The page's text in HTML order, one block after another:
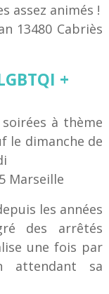
assez animés !
13480 Cabriès
+
à thème
le dimanche de
Marseille
les années
des arrêtés
une fois par
attendant sa